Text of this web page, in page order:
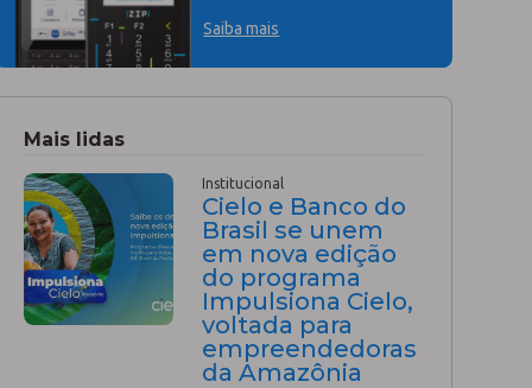
Saiba mais
Mais lidas
Institucional
Cielo e Banco do
Brasil se unem
em nova edição
do programa
Impulsiona Cielo,
voltada para
empreendedoras
da Amazônia